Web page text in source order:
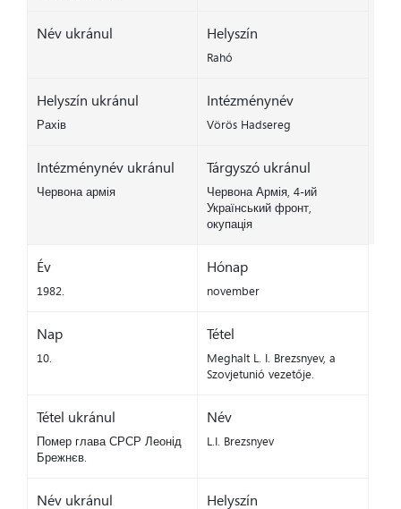
Név ukránul Helyszín
Rahó
Helyszín ukránul
Рахів
Intézménynév
Vörös Hadsereg
Intézménynév ukránul
Червона армія
Tárgyszó ukránul
Червона Армія, 4-ий
Український фронт,
окупація
Év
1982.
Hónap
november
Nap
10.
Tétel
Meghalt L. I. Brezsnyev, a
Szovjetunió vezetője.
Tétel ukránul
Помер глава СРСР Леонід
Брежнєв.
Név
L.I. Brezsnyev
Név ukránul Helyszín